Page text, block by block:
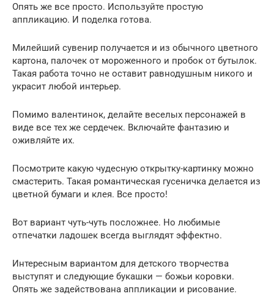
Опять же все просто. Используйте простую
аппликацию. И поделка готова.
Милейший сувенир получается и из обычного цветного
картона, палочек от мороженного и пробок от бутылок.
Такая работа точно не оставит равнодушным никого и
украсит любой интерьер.
Помимо валентинок, делайте веселых персонажей в
виде все тех же сердечек. Включайте фантазию и
оживляйте их.
Посмотрите какую чудесную открытку-картинку можно
смастерить. Такая романтическая гусеничка делается из
цветной бумаги и клея. Все просто!
Вот вариант чуть-чуть посложнее. Но любимые
отпечатки ладошек всегда выглядят эффектно.
Интересным вариантом для детского творчества
выступят и следующие букашки — божьи коровки.
Опять же задействована аппликации и рисование.